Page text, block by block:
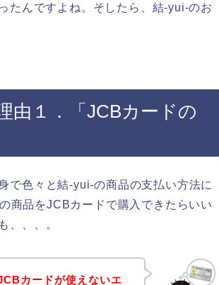
たんですよね。そしたら、結-yui-のお
由１．「JCBカードの
で色々と結-yui-の商品の支払い方法に
商品をJCBカードで購入できたらいい
、、、。
カードが使えないエ